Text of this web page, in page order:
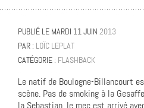
PUBLIÉ LE MARDI 11 JUIN 2013
PAR : LOÏC LEPLAT
CATÉGORIE : FLASHBACK
Le natif de Boulogne-Billancourt
scène. Pas de smoking à la
la Sebastian, le mec est arrivé